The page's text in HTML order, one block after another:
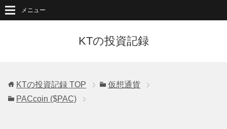
KTの投資記録
メニュー
KTの投資記録 TOP
仮想通貨
PACcoin ($PAC)